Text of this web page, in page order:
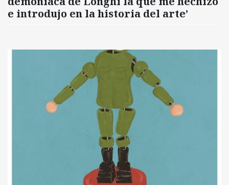
e introdujo en la historia del arte’